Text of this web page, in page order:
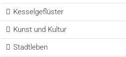
Kesselgeflüster
Kunst und Kultur
Stadtleben